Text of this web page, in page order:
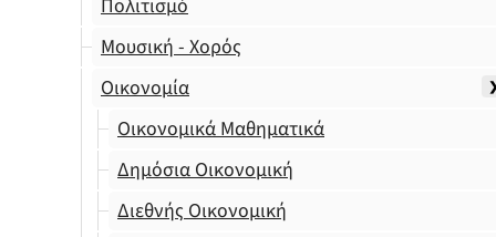
Πολιτισμό
Μουσική - Χορός
Οικονομία
Οικονομικά Μαθηματικά
Δημόσια Οικονομική
Διεθνής Οικονομική